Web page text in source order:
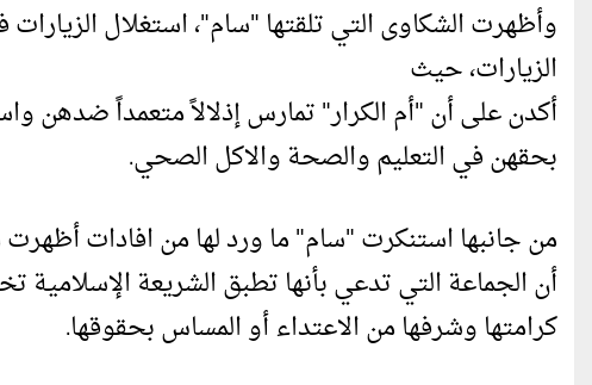
وأظهرت الشكاوى التي تلقتها "سام"، استغلال
الزيارات، حيث
أكدن على أن "أم الكرار" تمارس إذلالاً متعمداً ضدهن
بحقهن في التعليم والصحة والاكل الصحي.
من جانبها استنكرت "سام" ما ورد لها من افادات
أن الجماعة التي تدعي بأنها تطبق الشريعة الإسلامية
كرامتها وشرفها من الاعتداء أو المساس بحقوقها.